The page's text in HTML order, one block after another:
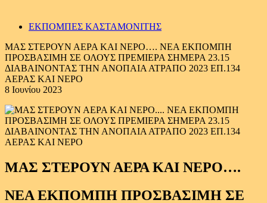
ΕΚΠΟΜΠΕΣ ΚΑΣΤΑΜΟΝΙΤΗΣ
ΜΑΣ ΣΤΕΡΟΥΝ ΑΕΡΑ ΚΑΙ ΝΕΡΟ…. ΝΕΑ ΕΚΠΟΜΠΗ
ΠΡΟΣΒΑΣΙΜΗ ΣΕ ΟΛΟΥΣ ΠΡΕΜΙΕΡΑ ΣΗΜΕΡΑ 23.15
ΔΙΑΒΑΙΝΟΝΤΑΣ ΤΗΝ ΑΝΟΠΑΙΑ ΑΤΡΑΠΟ 2023 ΕΠ.134
ΑΕΡΑΣ ΚΑΙ ΝΕΡΟ
8 Ιουνίου 2023
ΜΑΣ ΣΤΕΡΟΥΝ ΑΕΡΑ ΚΑΙ ΝΕΡΟ….
ΝΕΑ ΕΚΠΟΜΠΗ ΠΡΟΣΒΑΣΙΜΗ ΣΕ